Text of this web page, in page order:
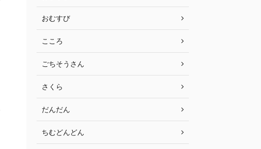
おむすび
こころ
ごちそうさん
さくら
だんだん
ちむどんどん